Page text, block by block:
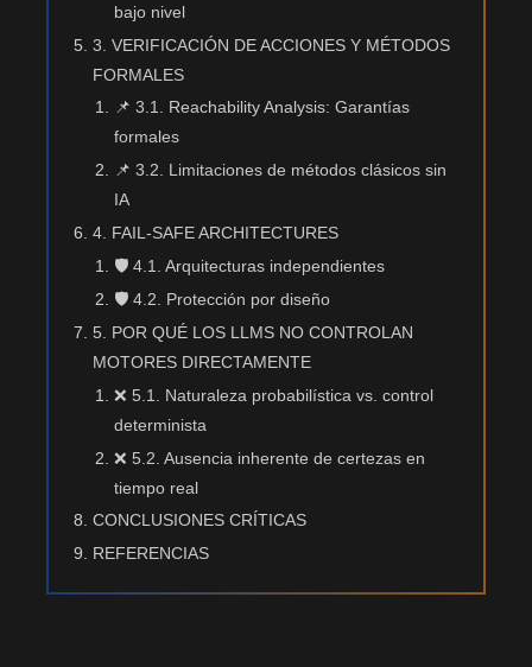
bajo nivel
3. VERIFICACIÓN DE ACCIONES Y MÉTODOS
FORMALES
📌 3.1. Reachability Analysis: Garantías
formales
📌 3.2. Limitaciones de métodos clásicos sin
IA
4. FAIL-SAFE ARCHITECTURES
🛡️ 4.1. Arquitecturas independientes
🛡️ 4.2. Protección por diseño
5. POR QUÉ LOS LLMS NO CONTROLAN
MOTORES DIRECTAMENTE
❌ 5.1. Naturaleza probabilística vs. control
determinista
❌ 5.2. Ausencia inherente de certezas en
tiempo real
CONCLUSIONES CRÍTICAS
REFERENCIAS